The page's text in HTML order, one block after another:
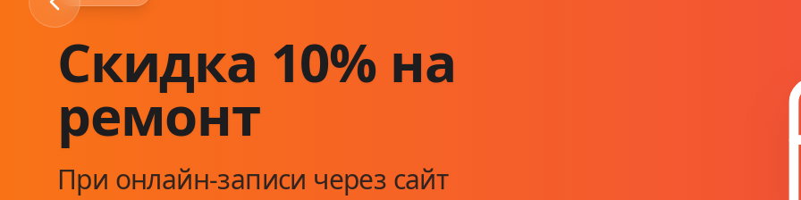
Скидка 10% на
ремонт
При онлайн-записи через сайт